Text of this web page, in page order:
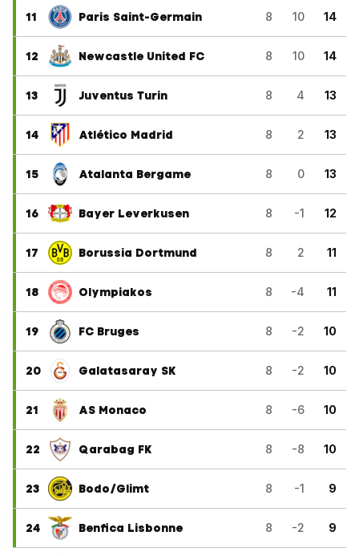
11 Paris Saint-Germain 8 10 14
12 Newcastle United FC 8 10 14
13 Juventus Turin 8 4 13
14 Atlético Madrid 8 2 13
15 Atalanta Bergame 8 0 13
16 Bayer Leverkusen 8 -1 12
17 Borussia Dortmund 8 2 11
18 Olympiakos 8 -4 11
19 FC Bruges 8 -2 10
20 Galatasaray SK 8 -2 10
21 AS Monaco 8 -6 10
22 Qarabag FK 8 -8 10
23 Bodo/Glimt 8 -1 9
24 Benfica Lisbonne 8 -2 9